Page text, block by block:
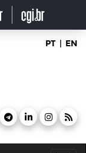
PT | EN